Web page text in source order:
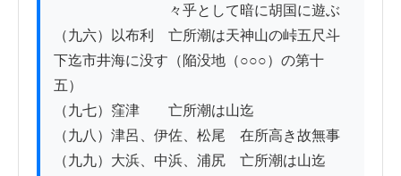
々乎として暗に胡国に遊ぶ
（九六）以布利　亡所潮は天神山の峠五尺斗
下迄市井海に没す（陥没地（○○○）の第十
五）
（九七）窪津　　亡所潮は山迄
（九八）津呂、伊佐、松尾　在所高き故無事
（九九）大浜、中浜、浦尻　亡所潮は山迄